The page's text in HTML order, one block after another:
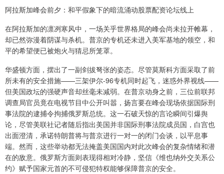
阿拉斯加峰会前夕：和平假象下的暗流涌动股票配资论坛线上
在阿拉斯加的凛冽寒风中，一场关乎世界格局的峰会尚未拉开帷幕，
却已然弥漫着阴谋与杀机。普京的专机还未进入美军基地的领空，和
平的希望便已被炮火与猜忌所笼罩。
华盛顿方面，摆出了一副剑拔弩张的姿态。尽管莫斯科方面采取了前
所未有的安全措施——三架伊尔-96专机同时起飞，迷惑外界视线——
但美国政坛的强硬声音却丝毫未减弱。在普京动身之前，三位前联邦
调查局官员竟在电视节目中公开叫嚣，扬言要在峰会现场依据国际刑
事法院的逮捕令拘捕俄罗斯总统。这一石破天惊的言论瞬间引爆舆
论，尽管美联社记者随后指出美国并非国际刑事法院成员国，白宫也
出面澄清，承诺特朗普将与普京进行一对一的闭门会谈，以平息事
端。然而，这些举动都无法掩盖美国国内对此次峰会的复杂情绪和潜
在的敌意。俄罗斯方面则表现得相对冷静，坚信《维也纳外交关系公
约》赋予国家元首的不可侵犯特权能够保障普京的安全。